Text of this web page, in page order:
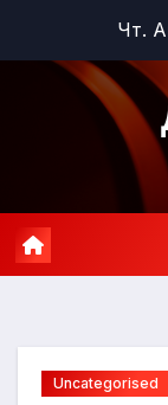
содержимому
Чт.
Uncategorised